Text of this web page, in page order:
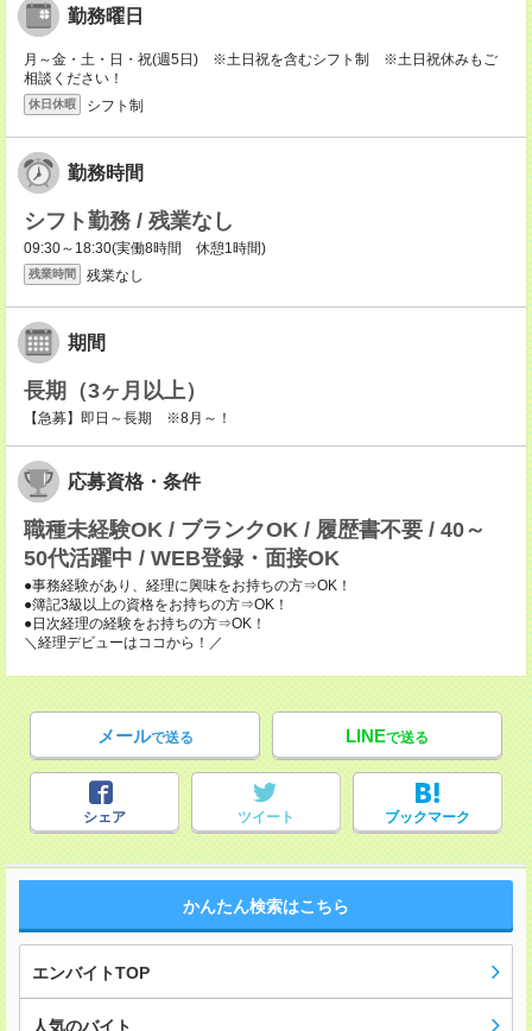
勤務曜日
月～金・土・日・祝(週5日) ※土日祝を含むシフト制 ※土日祝休みもご
相談ください！
休日休暇 シフト制
勤務時間
シフト勤務 / 残業なし
09:30～18:30(実働8時間 休憩1時間)
残業時間 残業なし
期間
長期（3ヶ月以上）
【急募】即日～長期 ※8月～！
応募資格・条件
職種未経験OK / ブランクOK / 履歴書不要 / 40～
50代活躍中 / WEB登録・面接OK
●事務経験があり、経理に興味をお持ちの方⇒OK！
●簿記3級以上の資格をお持ちの方⇒OK！
●日次経理の経験をお持ちの方⇒OK！
＼経理デビューはココから！／
メールで送る LINEで送る
シェア ツイート ブックマーク
かんたん検索はこちら
エンバイトTOP
人気のバイト